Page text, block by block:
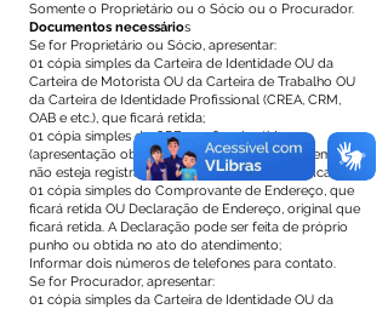
Somente o Proprietário ou o Sócio ou o Procurador.
Documentos necessários
Se for Proprietário ou Sócio, apresentar:
01 cópia simples da Carteira de Identidade OU da
Carteira de Motorista OU da Carteira de Trabalho OU
da Carteira de Identidade Profissional (CREA, CRM,
OAB e etc.), que ficará retida;
01 cópia simples do CPF que ficará retida
(apresentação obrigatória somente nos casos em que
não esteja registrado no documento de identificação);
01 cópia simples do Comprovante de Endereço, que
ficará retida OU Declaração de Endereço, original que
ficará retida. A Declaração pode ser feita de próprio
punho ou obtida no ato do atendimento;
Informar dois números de telefones para contato.
Se for Procurador, apresentar:
01 cópia simples da Carteira de Identidade OU da